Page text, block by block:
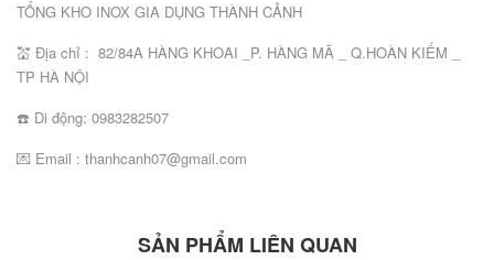
TỔNG KHO INOX GIA DỤNG THÀNH CẢNH
💒 Địa chỉ : 82/84A HÀNG KHOAI _P. HÀNG MÃ _ Q.HOÀN KIẾM _
TP HÀ NỘI
☎️ Di động: 0983282507
💌 Email : thanhcanh07@gmail.com
SẢN PHẨM LIÊN QUAN